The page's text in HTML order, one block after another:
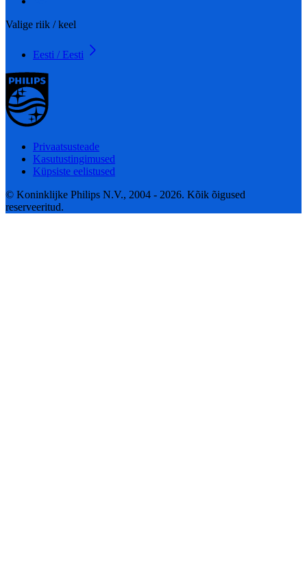
Valige riik / keel
Eesti / Eesti
Privaatsusteade
Kasutustingimused
Küpsiste eelistused
© Koninklijke Philips N.V., 2004 - 2026. Kõik õigused
reserveeritud.